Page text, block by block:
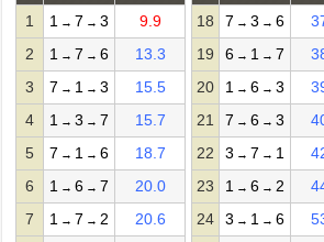
1 1 → 7 → 3
9.9
2
1 → 7 → 6
13.3
3
7 → 1 → 3
15.5
4
1 → 3 → 7
15.7
5
7 → 1 → 6
18.7
6
1 → 6 → 7
20.0
7
1 → 7 → 2
20.6
18 7 → 3 → 6
19
6 → 1 → 7
20
1 → 6 → 3
21
7 → 6 → 3
22
3 → 7 → 1
23
1 → 6 → 2
24
3 → 1 → 6